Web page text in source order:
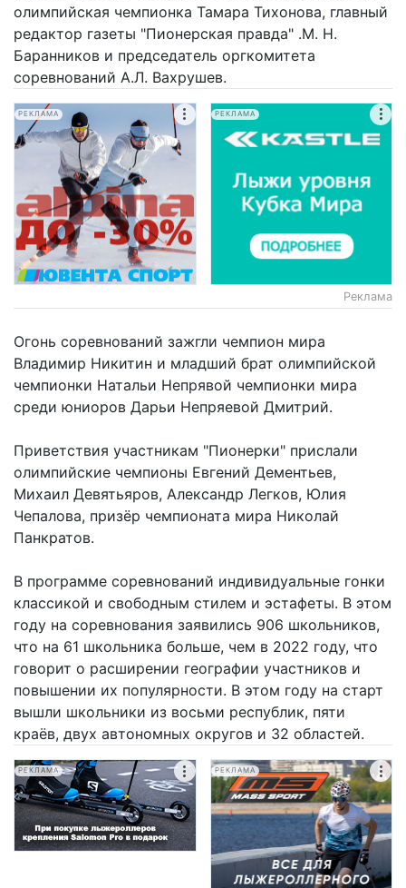
олимпийская чемпионка Тамара Тихонова, главный
редактор газеты "Пионерская правда" .М. Н.
Баранников и председатель оргкомитета
соревнований А.Л. Вахрушев.
РЕКЛАМА РЕКЛАМА
Реклама
Огонь соревнований зажгли чемпион мира
Владимир Никитин и младший брат олимпийской
чемпионки Натальи Непрявой чемпионки мира
среди юниоров Дарьи Непряевой Дмитрий.
Приветствия участникам "Пионерки" прислали
олимпийские чемпионы Евгений Дементьев,
Михаил Девятьяров, Александр Легков, Юлия
Чепалова, призёр чемпионата мира Николай
Панкратов.
В программе соревнований индивидуальные гонки
классикой и свободным стилем и эстафеты. В этом
году на соревнования заявились 906 школьников,
что на 61 школьника больше, чем в 2022 году, что
говорит о расширении географии участников и
повышении их популярности. В этом году на старт
вышли школьники из восьми республик, пяти
краёв, двух автономных округов и 32 областей.
РЕКЛАМА РЕКЛАМА